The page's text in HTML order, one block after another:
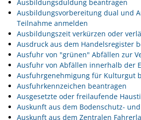
Ausbildungsduldung beantragen
Ausbildungsvorbereitung dual und
Teilnahme anmelden
Ausbildungszeit verkürzen oder
Ausdruck aus dem Handelsregister
Ausfuhr von "grünen" Abfällen zur
Ausfuhr von Abfällen innerhalb der
Ausfuhrgenehmigung für Kulturgut
Ausfuhrkennzeichen beantragen
Ausgesetzte oder freilaufende
Auskunft aus dem Bodenschutz-
Auskunft aus dem Zentralen